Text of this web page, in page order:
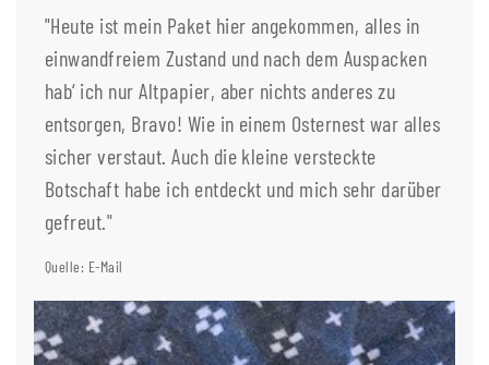
"Heute ist mein Paket hier angekommen, alles in
einwandfreiem Zustand und nach dem Auspacken
hab‘ ich nur Altpapier, aber nichts anderes zu
entsorgen, Bravo! Wie in einem Osternest war alles
sicher verstaut. Auch die kleine versteckte
Botschaft habe ich entdeckt und mich sehr darüber
gefreut."
Quelle: E-Mail